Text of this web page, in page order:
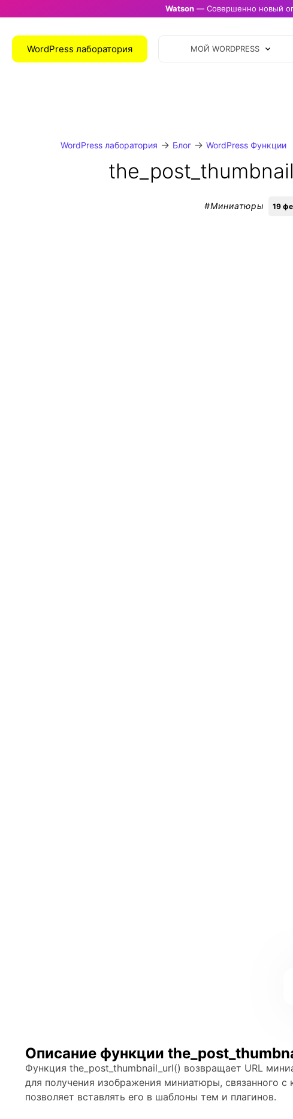
Watson — Совершенно новый
WordPress лаборатория МОЙ WORDPRESS
WordPress лаборатория → Блог→ WordPress Функции
19
#Миниатюры
Описание функции
Функция the_post_thumbnail_url() возвращает URL
для получения изображения миниатюры, связанного с
позволяет вставлять его в шаблоны тем и плагинов.